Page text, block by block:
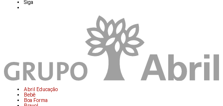
Siga
Abril Educação
Bebê
Boa Forma